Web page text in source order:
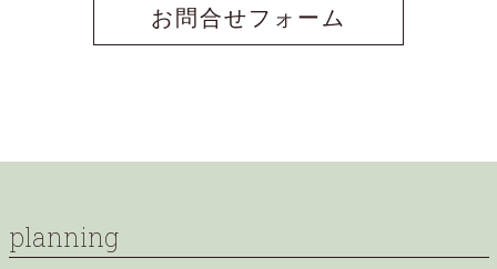
お問合せフォーム
planning